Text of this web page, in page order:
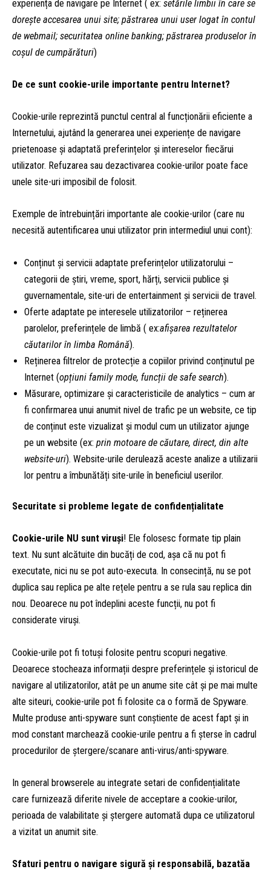
experiența de navigare pe Internet ( ex: setările limbii în care se
dorește accesarea unui site; păstrarea unui user logat în contul
de webmail; securitatea online banking; păstrarea produselor în
coșul de cumpărături)
De ce sunt cookie-urile importante pentru Internet?
Cookie-urile reprezintă punctul central al funcționării eficiente a
Internetului, ajutând la generarea unei experiențe de navigare
prietenoase și adaptată preferințelor și intereselor fiecărui
utilizator. Refuzarea sau dezactivarea cookie-urilor poate face
unele site-uri imposibil de folosit.
Exemple de întrebuințări importante ale cookie-urilor (care nu
necesită autentificarea unui utilizator prin intermediul unui cont):
Conținut și servicii adaptate preferințelor utilizatorului –
categorii de știri, vreme, sport, hărți, servicii publice și
guvernamentale, site-uri de entertainment și servicii de travel.
Oferte adaptate pe interesele utilizatorilor – reținerea
parolelor, preferințele de limbă ( ex:afișarea rezultatelor
căutarilor în limba Română).
Reținerea filtrelor de protecție a copiilor privind conținutul pe
Internet (opțiuni family mode, funcții de safe search).
Măsurare, optimizare și caracteristicile de analytics – cum ar
fi confirmarea unui anumit nivel de trafic pe un website, ce tip
de conținut este vizualizat și modul cum un utilizator ajunge
pe un website (ex: prin motoare de căutare, direct, din alte
website-uri). Website-urile derulează aceste analize a utilizarii
lor pentru a îmbunătăți site-urile în beneficiul userilor.
Securitate si probleme legate de confidențialitate
Cookie-urile NU sunt viruși! Ele folosesc formate tip plain
text. Nu sunt alcătuite din bucăți de cod, așa că nu pot fi
executate, nici nu se pot auto-executa. In consecință, nu se pot
duplica sau replica pe alte rețele pentru a se rula sau replica din
nou. Deoarece nu pot îndeplini aceste funcții, nu pot fi
considerate viruși.
Cookie-urile pot fi totuși folosite pentru scopuri negative.
Deoarece stocheaza informații despre preferințele și istoricul de
navigare al utilizatorilor, atât pe un anume site cât și pe mai multe
alte siteuri, cookie-urile pot fi folosite ca o formă de Spyware.
Multe produse anti-spyware sunt conștiente de acest fapt și in
mod constant marchează cookie-urile pentru a fi șterse în cadrul
procedurilor de ștergere/scanare anti-virus/anti-spyware.
In general browserele au integrate setari de confidențialitate
care furnizează diferite nivele de acceptare a cookie-urilor,
perioada de valabilitate și ștergere automată dupa ce utilizatorul
a vizitat un anumit site.
Sfaturi pentru o navigare sigură și responsabilă, bazatăa